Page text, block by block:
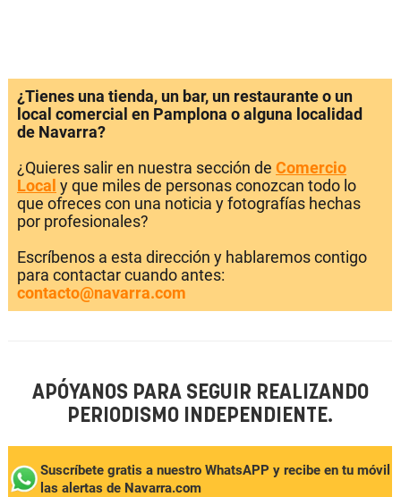
¿Tienes una tienda, un bar, un restaurante o un
local comercial en Pamplona o alguna localidad
de Navarra?
¿Quieres salir en nuestra sección de Comercio
Local y que miles de personas conozcan todo lo
que ofreces con una noticia y fotografías hechas
por profesionales?
Escríbenos a esta dirección y hablaremos contigo
para contactar cuando antes:
contacto@navarra.com
APÓYANOS PARA SEGUIR REALIZANDO
PERIODISMO INDEPENDIENTE.
Suscríbete gratis a nuestro WhatsAPP y recibe en tu móvil
las alertas de Navarra.com